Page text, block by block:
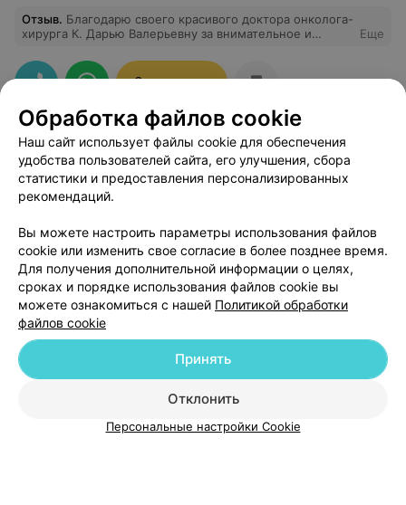
Отзыв. Благодарю своего красивого доктора онколога-
хирурга К. Дарью Валерьевну за внимательное и
было наблюдать за ее работой, профессионал с
большой буквы!!!
Еще
Записаться
Добавить специалиста
Медицинский маркетинг
Публичный договор
Пользовательское соглашение
Способы оплаты
Обработка файлов cookie
Наш сайт использует файлы cookie для обеспечения
удобства пользователей сайта, его улучшения, сбора
статистики и предоставления персонализированных
рекомендаций.
Вы можете настроить параметры использования файлов
cookie или изменить свое согласие в более позднее время.
Для получения дополнительной информации о целях,
сроках и порядке использования файлов cookie вы
можете ознакомиться с нашей Политикой обработки
файлов cookie
Отклонить
Принять
Персональные настройки Cookie